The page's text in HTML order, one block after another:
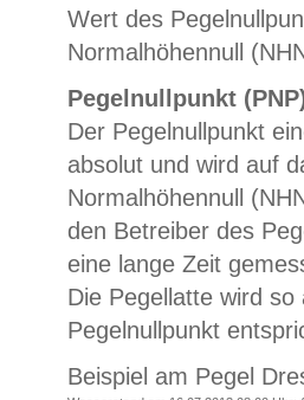
Wert des
Normalhöhennull
Pegelnullpunkt
Der Pegelnullpunkt
absolut und wird auf
Normalhöhennull
den Betreiber des
eine lange Zeit
Die Pegellatte wird
Pegelnullpunkt
Beispiel am Pegel